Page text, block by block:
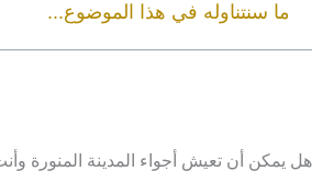
ما سنتناوله في هذا الموضوع...
هل يمكن أن تعيش أجواء المدينة المنورة